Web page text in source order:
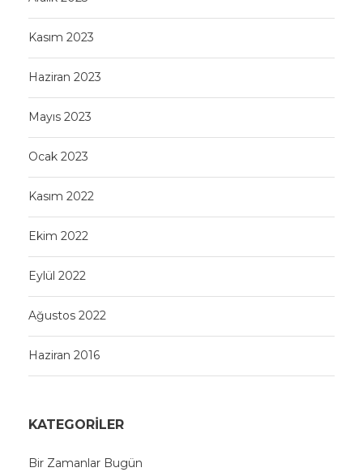
Kasım 2023
Haziran 2023
Mayıs 2023
Ocak 2023
Kasım 2022
Ekim 2022
Eylül 2022
Ağustos 2022
Haziran 2016
KATEGORILER
Bir Zamanlar Bugün